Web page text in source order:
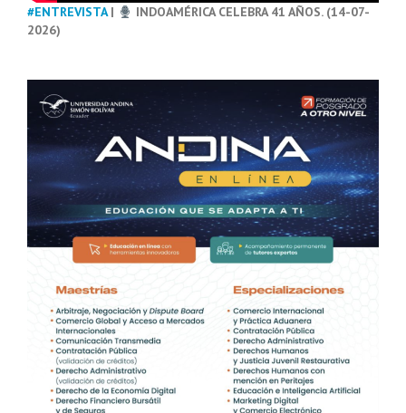
#ENTREVISTA|
INDOAMÉRICA CELEBRA 41 AÑOS. (14-07-
2026)